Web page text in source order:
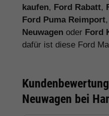
kaufen, Ford Rabatt,
Ford Puma Reimport,
Neuwagen oder Ford
dafür ist diese Ford
Neuwagen bei